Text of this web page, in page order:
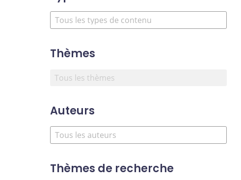
Thèmes
Auteurs
Thèmes de recherche